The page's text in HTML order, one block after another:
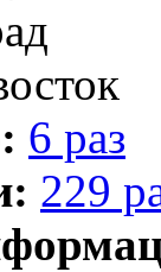
6 раз
229